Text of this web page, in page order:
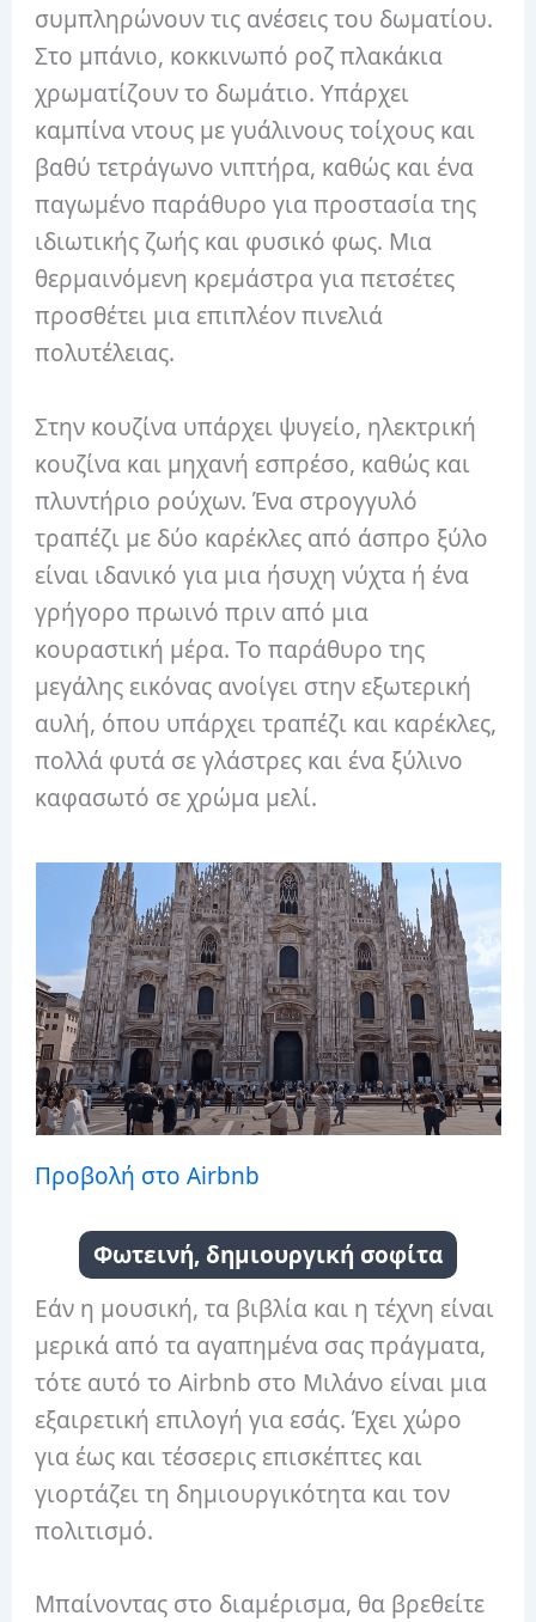
συμπληρώνουν τις ανέσεις του δωματίου.
Στο μπάνιο, κοκκινωπό ροζ πλακάκια
χρωματίζουν το δωμάτιο. Υπάρχει
καμπίνα ντους με γυάλινους τοίχους και
βαθύ τετράγωνο νιπτήρα, καθώς και ένα
παγωμένο παράθυρο για προστασία της
ιδιωτικής ζωής και φυσικό φως. Μια
θερμαινόμενη κρεμάστρα για πετσέτες
προσθέτει μια επιπλέον πινελιά
πολυτέλειας.
Στην κουζίνα υπάρχει ψυγείο, ηλεκτρική
κουζίνα και μηχανή εσπρέσο, καθώς και
πλυντήριο ρούχων. Ένα στρογγυλό
τραπέζι με δύο καρέκλες από άσπρο ξύλο
είναι ιδανικό για μια ήσυχη νύχτα ή ένα
γρήγορο πρωινό πριν από μια
κουραστική μέρα. Το παράθυρο της
μεγάλης εικόνας ανοίγει στην εξωτερική
αυλή, όπου υπάρχει τραπέζι και καρέκλες,
πολλά φυτά σε γλάστρες και ένα ξύλινο
καφασωτό σε χρώμα μελί.
Προβολή στο Airbnb
Φωτεινή, δημιουργική σοφίτα
Εάν η μουσική, τα βιβλία και η τέχνη είναι
μερικά από τα αγαπημένα σας πράγματα,
τότε αυτό το Airbnb στο Μιλάνο είναι μια
εξαιρετική επιλογή για εσάς. Έχει χώρο
για έως και τέσσερις επισκέπτες και
γιορτάζει τη δημιουργικότητα και τον
πολιτισμό.
Μπαίνοντας στο διαμέρισμα, θα βρεθείτε